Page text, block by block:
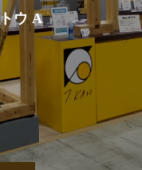
ウ APS事